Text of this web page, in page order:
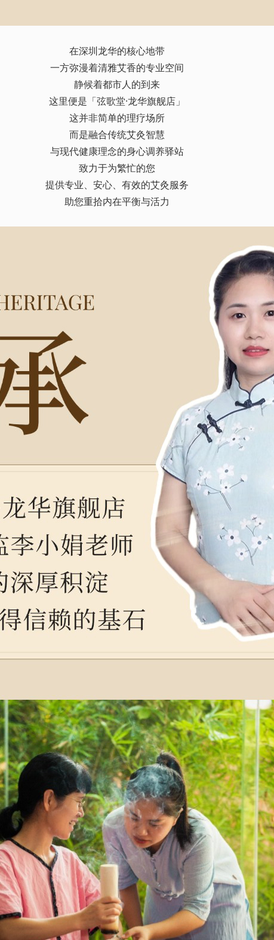
在深圳龙华的核心地带
一方弥漫着清雅艾香的专业空间
静候着都市人的到来
这里便是「弦歌堂·龙华旗舰店」
这并非简单的理疗场所
而是融合传统艾灸智慧
与现代健康理念的身心调养驿站
致力于为繁忙的您
提供专业、安心、有效的艾灸服务
助您重拾内在平衡与活力